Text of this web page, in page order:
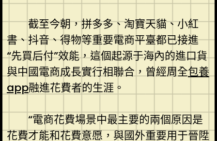
截至今朝，拼多多、淘寶天貓、小紅
書、抖音、得物等重要電商平臺都已接進
“先買后付”效能，這個起源于海內的進口貨
與中國電商成長實行相聯合，曾經周全包養
app融進花費者的生涯。
“電商花費場景中最主要的兩個原因是
花費才能和花費意愿，與國外重要用于晉陞